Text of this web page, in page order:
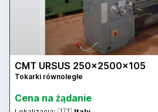
CMT URSUS 250x2500x105
Tokarki równoległe
Cena na żądanie